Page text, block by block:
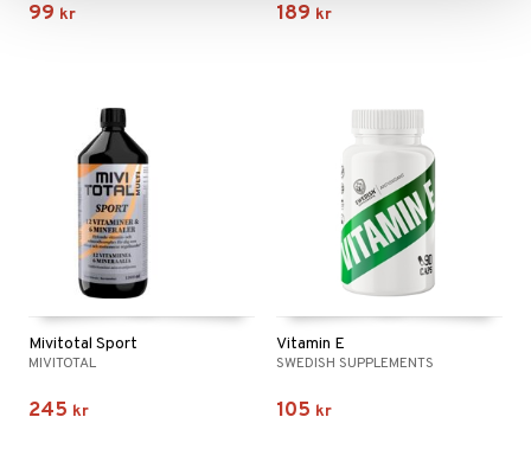
99 kr 189 kr
Mivitotal Sport
MIVITOTAL
245 kr
Vitamin E
SWEDISH SUPPLEMENTS
105 kr